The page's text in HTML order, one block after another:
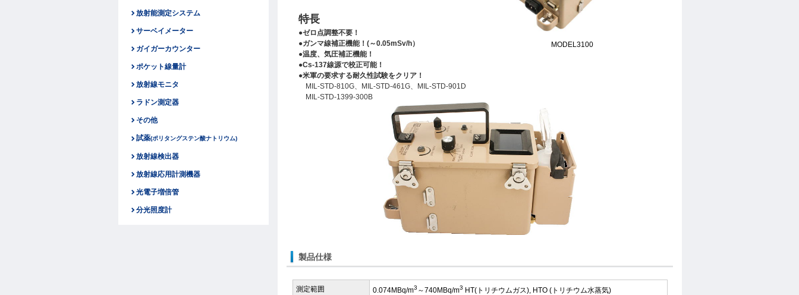
放射能測定システム
サーベイメーター
ガイガーカウンター
ポケット線量計
放射線モニタ
ラドン測定器
その他
試薬(ポリタングステン酸ナトリウム)
放射線検出器
放射線応用計測機器
光電子増倍管
分光照度計
特長
●ゼロ点調整不要！
●ガンマ線補正機能！(～0.05mSv/h）
●温度、気圧補正機能！
●Cs-137線源で校正可能！
●米軍の要求する耐久性試験をクリア！
MIL-STD-810G、MIL-STD-461G、MIL-STD-901D
MIL-STD-1399-300B
MODEL3100
製品仕様
測定範囲 0.074MBq/m3 ～740MBq/m3 HT(トリチウムガス), HTO (トリチウム水蒸気)